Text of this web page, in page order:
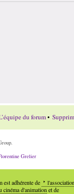
du forum•
Grelier
est adhérente de
l'association
cinéma d'animation et de